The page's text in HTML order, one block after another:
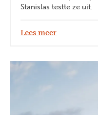
Stanislas testte ze uit.
Lees meer